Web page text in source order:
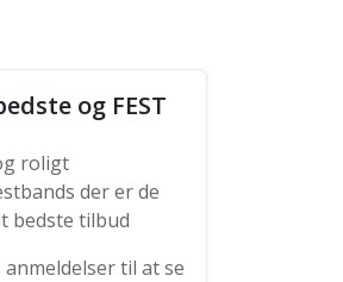
og FEST
roligt
der er de
bedste tilbud
til at se